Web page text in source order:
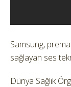
Samsung,
sağlayan ses
Dünya Sağlık